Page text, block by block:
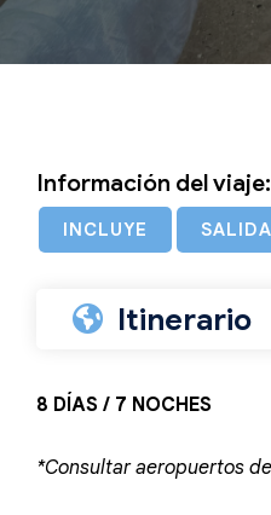
Información del viaje:
INCLUYE
Itinerario
8 DÍAS / 7 NOCHES
*Consultar aeropuertos